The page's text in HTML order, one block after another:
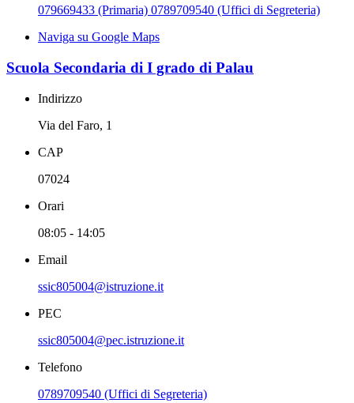
079669433 (Primaria) 0789709540 (Uffici di Segreteria)
Naviga su Google Maps
Scuola Secondaria di I grado di Palau
Indirizzo
Via del Faro, 1
CAP
07024
Orari
08:05 - 14:05
Email
ssic805004@istruzione.it
PEC
ssic805004@pec.istruzione.it
Telefono
0789709540 (Uffici di Segreteria)